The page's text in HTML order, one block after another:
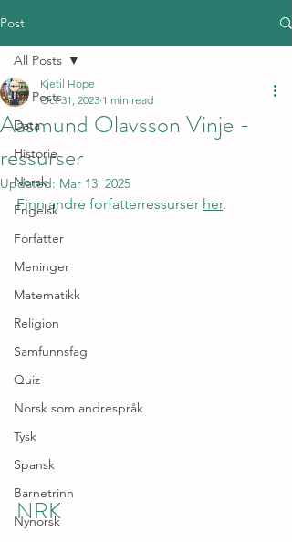
Post
All Posts
Data
Historie
Norsk
Engelsk
Forfatter
Meninger
Matematikk
Religion
Samfunnsfag
Quiz
Norsk som andrespråk
Tysk
Spansk
Barnetrinn
Nynorsk
All Posts
Aasmund Olavsson Vinje -
ressurser
Kjetil Hope
Oct 31, 2023 1 min read
Updated: Mar 13, 2025
Finn andre forfatterressurser her.
NRK